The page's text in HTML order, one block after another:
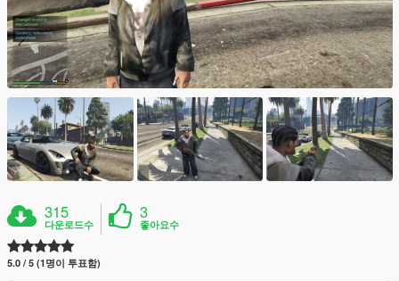
315
다운로드수
3
좋아요수
5.0 / 5 (1명이 투표함)